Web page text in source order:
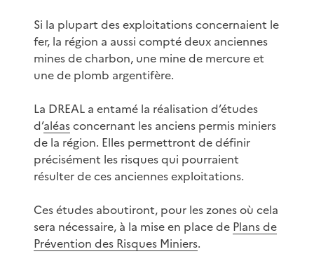
Si la plupart des exploitations concernaient le
fer, la région a aussi compté deux anciennes
mines de charbon, une mine de mercure et
une de plomb argentifère.
La DREAL a entamé la réalisation d’études
d’aléasconcernant les anciens permis miniers
de la région. Elles permettront de définir
précisément les risques qui pourraient
résulter de ces anciennes exploitations.
Ces études aboutiront, pour les zones où cela
sera nécessaire, à la mise en place de Plans de
Prévention des Risques Miniers.